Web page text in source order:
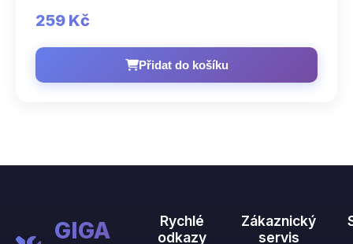
259 Kč
Přidat do košíku
GIGA
Rychlé
odkazy
Zákaznický
servis